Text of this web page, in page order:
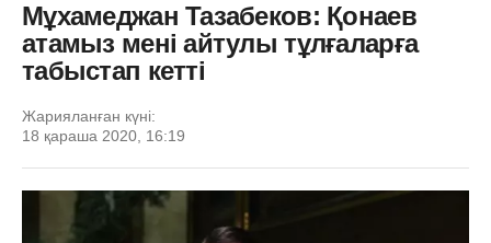
Мұхамеджан Тазабеков: Қонаев
атамыз мені айтулы тұлғаларға
табыстап кетті
Жарияланған күні:
18 қараша 2020, 16:19